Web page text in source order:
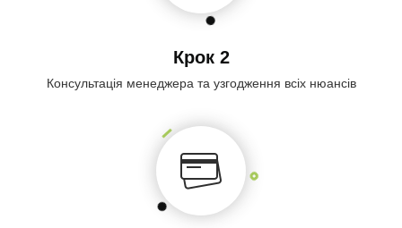
Крок 2
Консультація менеджера та узгодження всіх нюансів